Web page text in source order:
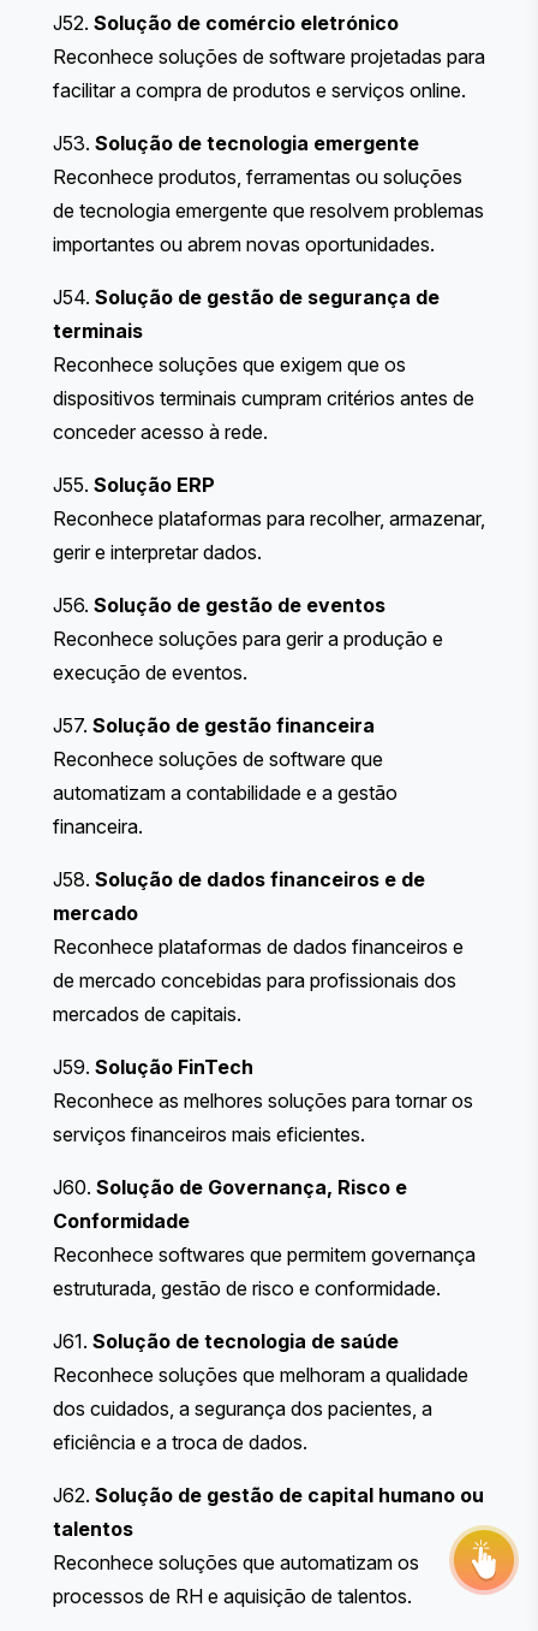
J52. Solução de comércio eletrónico
Reconhece soluções de software projetadas para
facilitar a compra de produtos e serviços online.
J53. Solução de tecnologia emergente
Reconhece produtos, ferramentas ou soluções
de tecnologia emergente que resolvem problemas
importantes ou abrem novas oportunidades.
J54. Solução de gestão de segurança de
terminais
Reconhece soluções que exigem que os
dispositivos terminais cumpram critérios antes de
conceder acesso à rede.
J55. Solução ERP
Reconhece plataformas para recolher, armazenar,
gerir e interpretar dados.
J56. Solução de gestão de eventos
Reconhece soluções para gerir a produção e
execução de eventos.
J57. Solução de gestão financeira
Reconhece soluções de software que
automatizam a contabilidade e a gestão
financeira.
J58. Solução de dados financeiros e de
mercado
Reconhece plataformas de dados financeiros e
de mercado concebidas para profissionais dos
mercados de capitais.
J59. Solução FinTech
Reconhece as melhores soluções para tornar os
serviços financeiros mais eficientes.
J60. Solução de Governança, Risco e
Conformidade
Reconhece softwares que permitem governança
estruturada, gestão de risco e conformidade.
J61. Solução de tecnologia de saúde
Reconhece soluções que melhoram a qualidade
dos cuidados, a segurança dos pacientes, a
eficiência e a troca de dados.
J62. Solução de gestão de capital humano ou
talentos
Reconhece soluções que automatizam os
processos de RH e aquisição de talentos.
THE STEVIE® AWARDS
Sponsor
Contact Us
Request Your Entry Kit